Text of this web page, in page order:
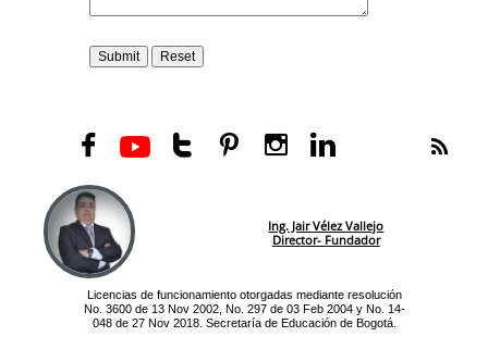
     
Ing. Jair Vélez Vallejo
Director- Fundador
Licencias de funcionamiento otorgadas mediante resolución
No. 3600 de 13 Nov 2002, No. 297 de 03 Feb 2004 y No. 14-
048 de 27 Nov 2018. Secretaría de Educación de Bogotá.